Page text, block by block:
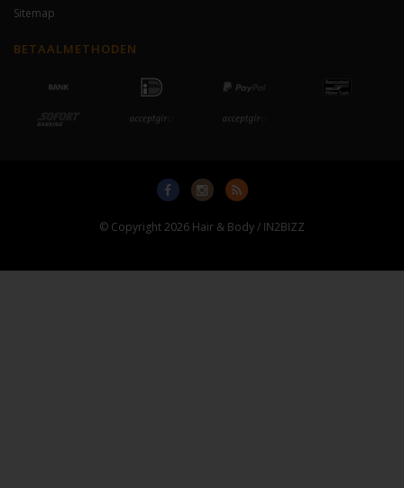
Sitemap
BETAALMETHODEN
© Copyright 2026 Hair & Body / IN2BIZZ